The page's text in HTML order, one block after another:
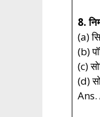
8.
(a)
(b)
(c)
(d)
Ans.